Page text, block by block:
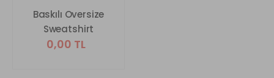
Baskılı Oversize
Sweatshirt
0,00 TL